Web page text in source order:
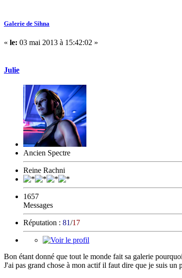
Galerie de Sihna
« le: 03 mai 2013 à 15:42:02 »
Julie
Ancien Spectre
Reine Rachni
1657
Messages
Réputation : 81/17
Bon étant donné que tout le monde fait sa galerie
J'ai pas grand chose à mon actif il faut dire que je suis un